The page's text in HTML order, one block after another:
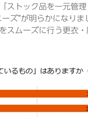
ストック品を一元管
ズ”が明らかになり
スムーズに行う更衣